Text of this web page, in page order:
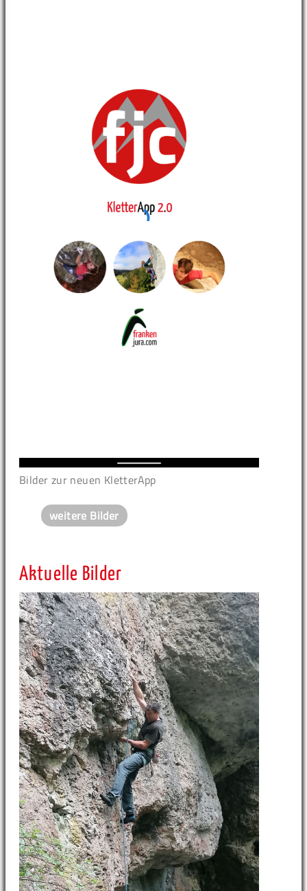
Bilder zur neuen KletterApp
weitere Bilder
Aktuelle Bilder